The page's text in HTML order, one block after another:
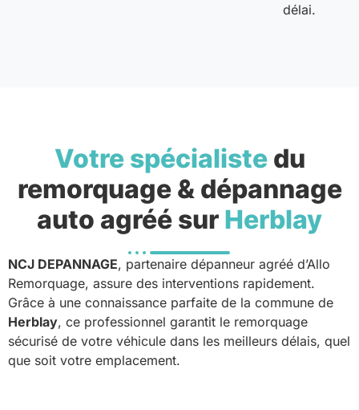
délai.
Votre spécialistedu
remorquage & dépannage
auto agréé sur Herblay
NCJ DEPANNAGE, partenaire dépanneur agréé d’Allo
Remorquage, assure des interventions rapidement.
Grâce à une connaissance parfaite de la commune de
Herblay, ce professionnel garantit le remorquage
sécurisé de votre véhicule dans les meilleurs délais, quel
que soit votre emplacement.